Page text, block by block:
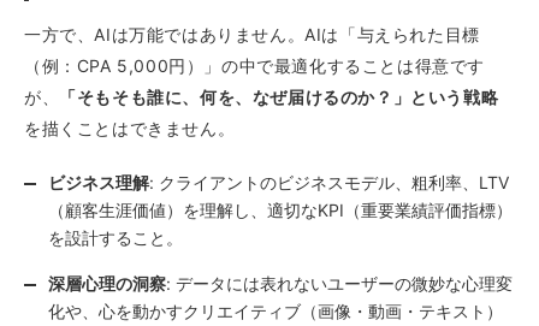
一方で、AIは万能ではありません。AIは「与えられた目標
（例：CPA 5,000円）」の中で最適化することは得意です
が、
「そもそも誰に、何を、なぜ届けるのか？」という戦略
を描くことはできません。
ビジネス理解: クライアントのビジネスモデル、粗利率、LTV
（顧客生涯価値）を理解し、適切なKPI（重要業績評価指標）
を設計すること。
深層心理の洞察: データには表れないユーザーの微妙な心理変
化や、心を動かすクリエイティブ（画像・動画・テキスト）